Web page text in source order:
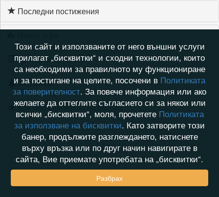
Последни постижения
Хронология на игри
Активност
Кой видя профила на dani26
Този сайт и използваните от него външни услуги
прилагат „бисквитки“ и сходни технологии, които
са необходими за правилното му функциониране
и за постигане на целите, посочени в Политиката
за поверителност. За повече информация или ако
желаете да оттеглите съгласието си за някои или
всички „бисквитки“, моля, прочетете Политиката
за използване на бисквитки. Като затворите този
банер, продължите разглеждането, натиснете
върху връзка или по друг начин навигирате в
сайта, Вие приемате употребата на „бисквитки“.
Разбрах